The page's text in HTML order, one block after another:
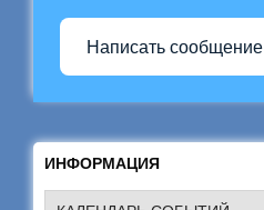
Написать сообщение
ИНФОРМАЦИЯ